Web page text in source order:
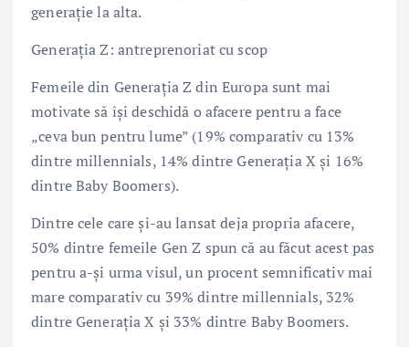
generație la alta.
Generația Z: antreprenoriat cu scop
Femeile din Generația Z din Europa sunt mai
motivate să își deschidă o afacere pentru a face
„ceva bun pentru lume” (19% comparativ cu 13%
dintre millennials, 14% dintre Generația X și 16%
dintre Baby Boomers).
Dintre cele care și-au lansat deja propria afacere,
50% dintre femeile Gen Z spun că au făcut acest pas
pentru a-și urma visul, un procent semnificativ mai
mare comparativ cu 39% dintre millennials, 32%
dintre Generația X și 33% dintre Baby Boomers.